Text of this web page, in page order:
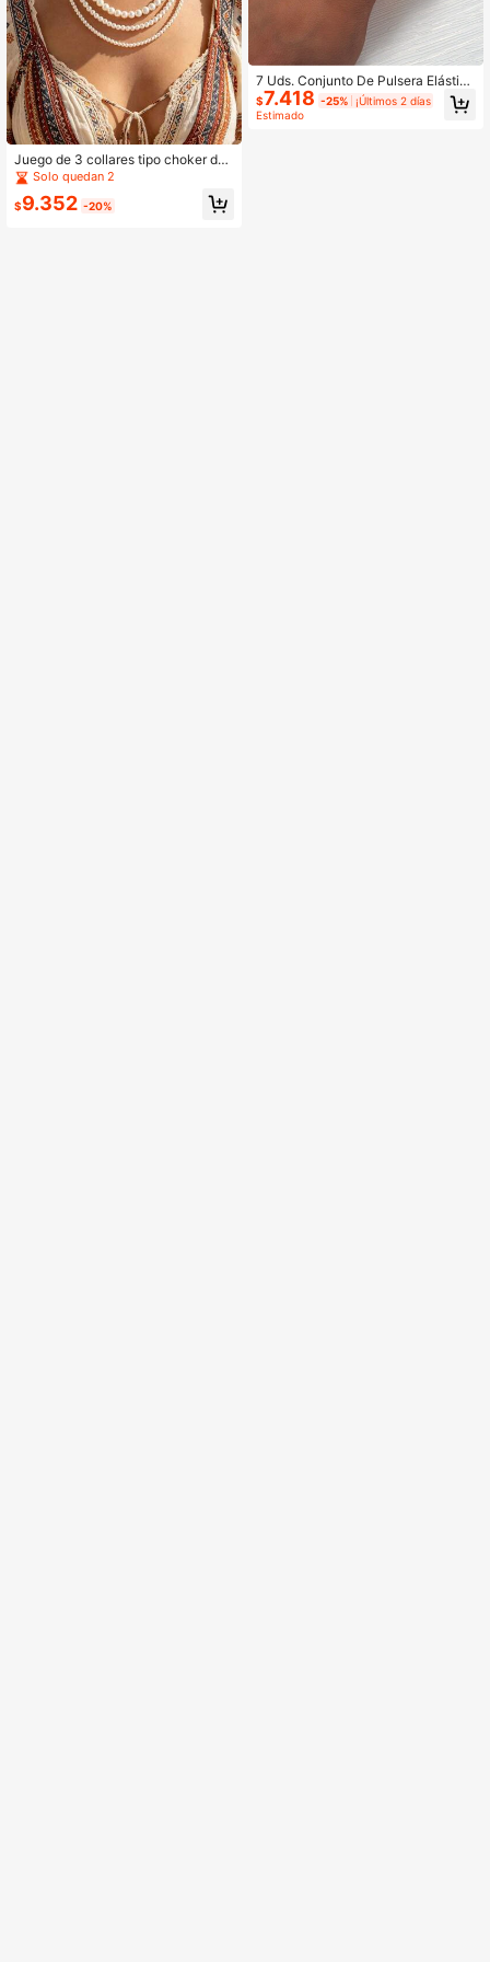
Juego de 3 collares tipo choker de
perlas falsas para mujer, minimalista
s y elegantes, versátiles, de 4mm/6
mm/8mm, estilo vacaciones, de cap
Solo quedan 2
$9.352 -20%
7 Uds. Conjunto De Pulsera Elástica
Con Forma De Corazón Y Dije De C
erámica Suave, Colorida Y Bohemia
$7.418 -25% ¡Últimos 2 días
Estimado